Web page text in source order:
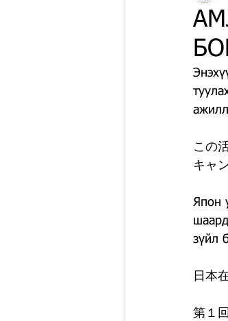
この
キャ
Япон
зүйл
日本
第１